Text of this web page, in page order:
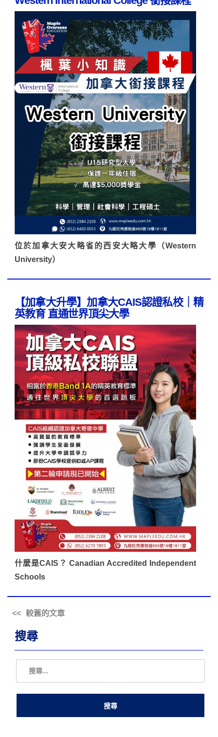
位於加拿大安大略省的西安大略大學（Western
University）
【加拿大升學】加拿大CAIS認證私校｜精
英教育 直通世界頂尖大學
什麼是CAIS？ Canadian Accredited Independent
Schools
較舊的文章
搜尋